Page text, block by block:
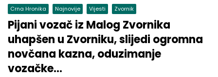
Crna Hronika Najnovije Vijesti Zvornik
Pijani vozač iz Malog Zvornika
uhapšen u Zvorniku, slijedi ogromna
novčana kazna, oduzimanje
vozačke…